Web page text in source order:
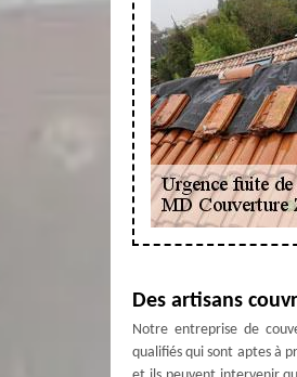
Des artisans
Notre entreprise de
qualifiés qui sont aptes à